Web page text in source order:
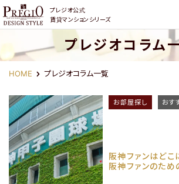
プレジオ公式
賃貸マンションシリーズ
プレジオデザインスタイル トップ
中央区・浪速区・西区・港
区・大正区・住吉区
北区・福
プレジオコラム
HOME プレジオコラム一覧
お部屋探し おす
阪神ファンはどこ
阪神ファンのた